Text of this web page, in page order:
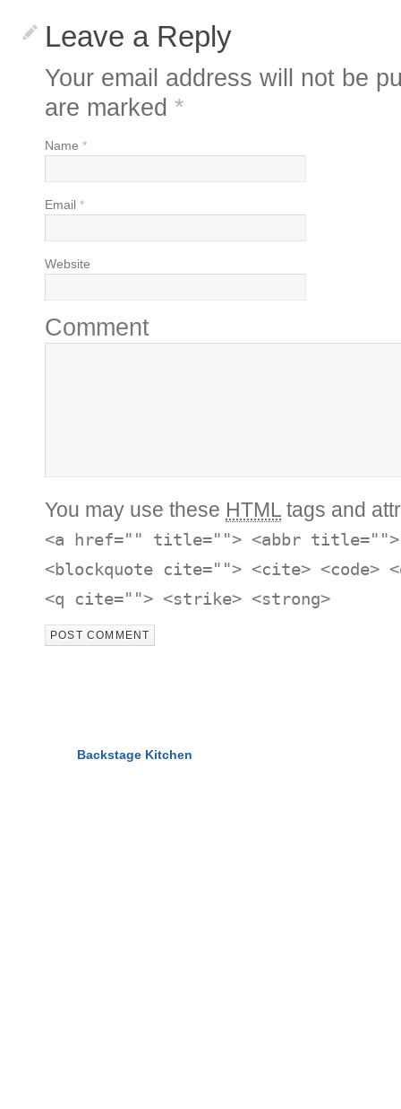
Leave a Reply
Your email address will not be
are marked *
Name *
Email *
Website
Comment
You may use these HTML tags and
<a href="" title=""> <abbr title="">
<blockquote cite=""> <cite> <code>
<q cite=""> <strike> <strong>
Backstage Kitchen